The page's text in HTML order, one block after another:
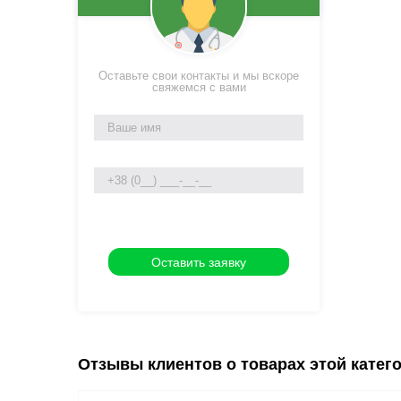
Оставьте свои контакты и мы вскоре
свяжемся с вами
Отзывы клиентов о товарах этой